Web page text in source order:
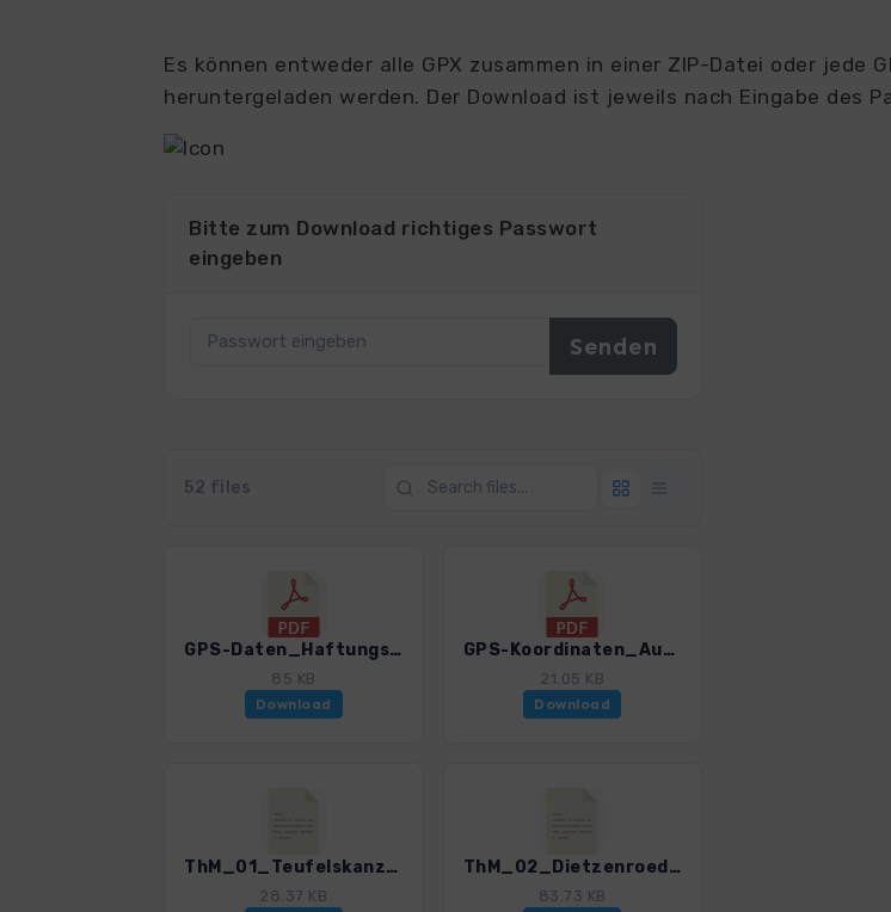
Es können entweder alle GPX zusammen in einer ZIP-Datei oder jede
heruntergeladen werden. Der Download ist jeweils nach Eingabe des
Bitte zum Download richtiges Passwort
eingeben
52 files
GPS-Daten_Haftungsausschluss-Nutzungsbedingungen_WF_Thueringen Mitte Nord_4519_2.pdf
85 KB
Download
GPS-Koordinaten_Ausgangspunkte_WF_Thueringen Mitte Nord_4519_2.pdf
21.05 KB
Download
ThM_01_Teufelskanzel und Burgruine Hanstein_4519_2.gpx
28.37 KB
ThM_02_Dietzenroeder Stein und Rachelsberg_4519_2.gpx
83.73 KB